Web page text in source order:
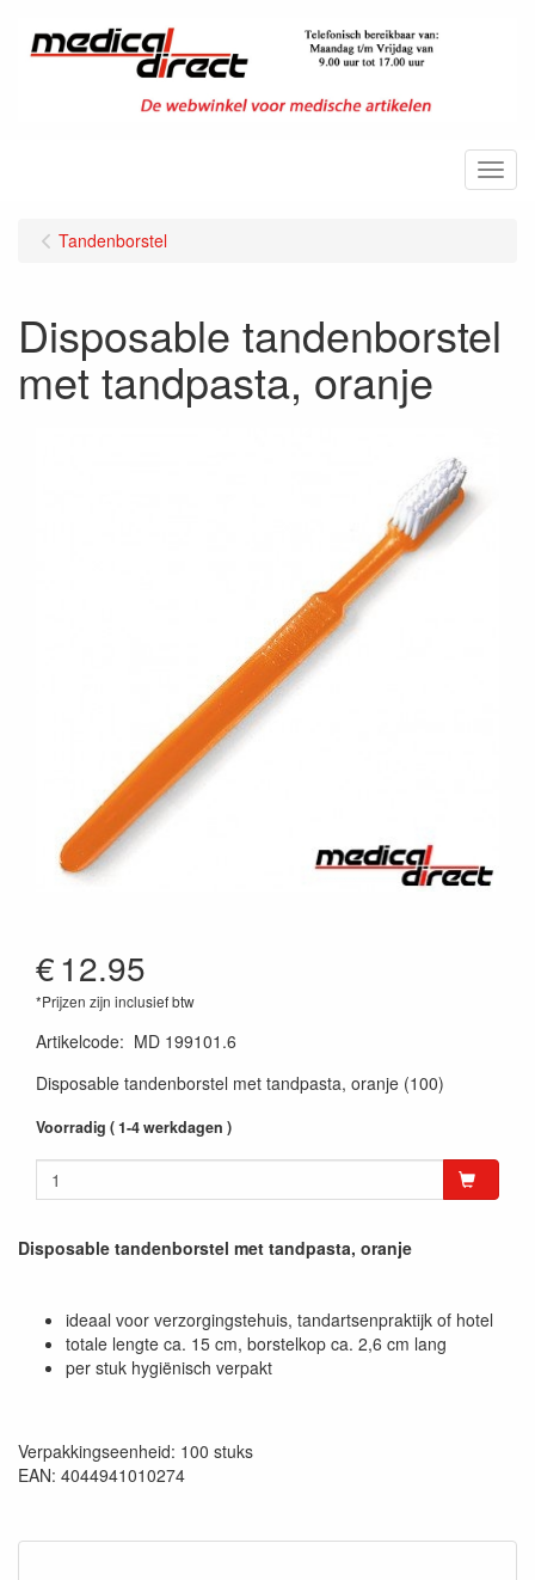
Menu
Tandenborstel
Disposable tandenborstel
met tandpasta, oranje
€12.95
*Prijzen zijn inclusief btw
Artikelcode: MD 199101.6
Disposable tandenborstel met tandpasta, oranje (100)
Voorradig ( 1-4 werkdagen )
Disposable tandenborstel met tandpasta, oranje
ideaal voor verzorgingstehuis, tandartsenpraktijk of hotel
totale lengte ca. 15 cm, borstelkop ca. 2,6 cm lang
per stuk hygiënisch verpakt
Verpakkingseenheid: 100 stuks
EAN: 4044941010274